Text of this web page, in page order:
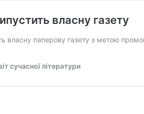
власну газету
власну паперову газету з метою
сучасної літератури